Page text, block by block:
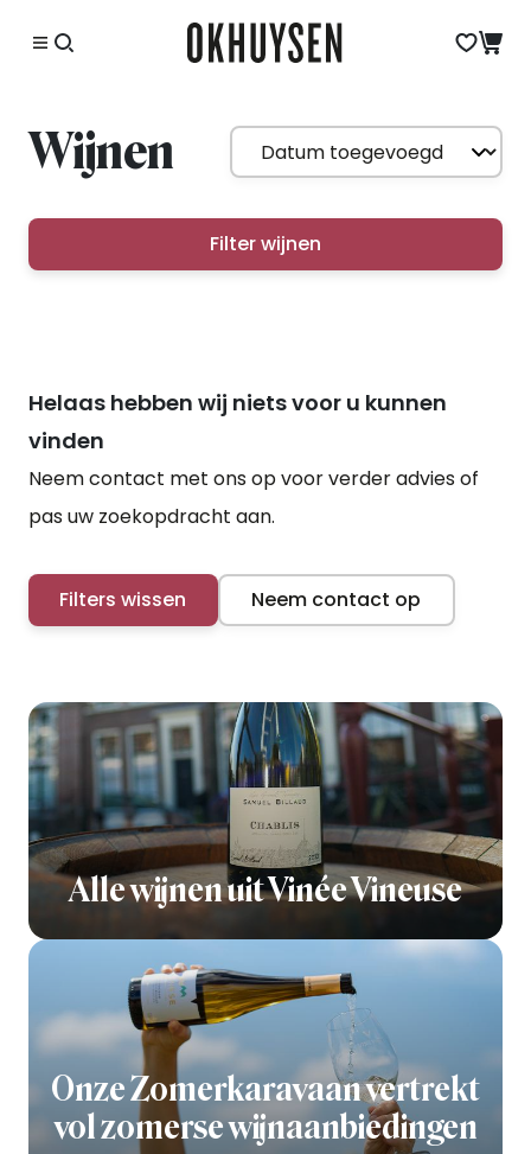
Wijnen
Filter wijnen
Helaas hebben wij niets voor u kunnen
vinden
Neem contact met ons op voor verder advies of
pas uw zoekopdracht aan.
Filters wissen Neem contact op
Alle wijnen uit Vinée Vineuse
Onze Zomerkaravaan vertrekt
vol zomerse wijnaanbiedingen